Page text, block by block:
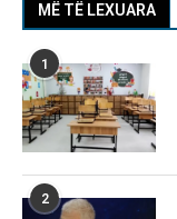
MË TË LEXUARA
1
2